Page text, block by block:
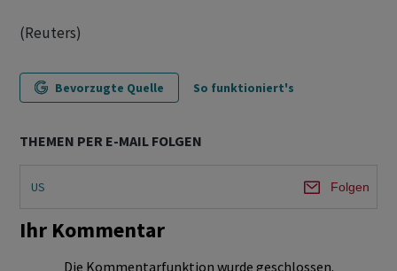
(Reuters)
Bevorzugte Quelle So funktioniert's
THEMEN PER E-MAIL FOLGEN
US Folgen
Ihr Kommentar
Die Kommentarfunktion wurde geschlossen.